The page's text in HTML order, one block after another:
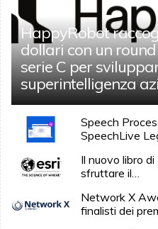
HappyRobot
dollari con un
serie C per
superintelligenza
Speech
SpeechLive
Il nuovo libro
sfruttare il…
Network X
finalisti dei